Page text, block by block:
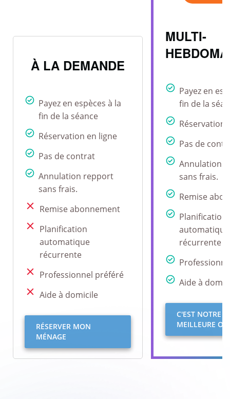
MULTI-
Payez en
fin de la
Réservation
Pas de
Annulation
sans frais.
Remise
Planification
automatique
récurrente
Aide à
C'EST NOTRE
MEILLEURE
À LA DEMANDE
Payez en espèces à la
fin de la séance
Réservation en ligne
Pas de contrat
Annulation repport
sans frais.
Remise abonnement
Planification
automatique
récurrente
Professionnel préféré
Aide à domicile
RÉSERVER MON
MÉNAGE